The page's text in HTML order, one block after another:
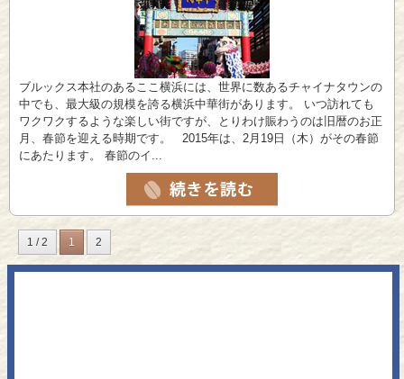
ブルックス本社のあるここ横浜には、世界に数あるチャイナタウンの
中でも、最大級の規模を誇る横浜中華街があります。 いつ訪れても
ワクワクするような楽しい街ですが、とりわけ賑わうのは旧暦のお正
月、春節を迎える時期です。 2015年は、2月19日（木）がその春節
にあたります。 春節のイ...
1 / 2 1 2